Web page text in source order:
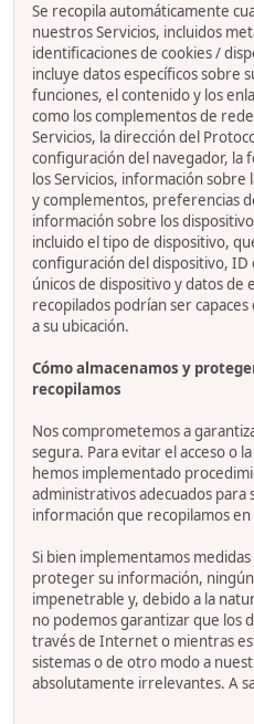
Se recopila automáticamente
nuestros Servicios, incluidos
identificaciones de cookies /
incluye datos específicos sobre
funciones, el contenido y los
como los complementos de
Servicios, la dirección del
configuración del navegador, la
los Servicios, información
y complementos, preferencias
información sobre los
incluido el tipo de dispositivo,
configuración del dispositivo,
únicos de dispositivo y datos de
recopilados podrían ser
a su ubicación.
Cómo almacenamos y
recopilamos
Nos comprometemos a
segura. Para evitar el acceso o
hemos implementado
administrativos adecuados
información que recopilamos en
Si bien implementamos
proteger su información,
impenetrable y, debido a la
no podemos garantizar que los
través de Internet o mientras
sistemas o de otro modo a
absolutamente irrelevantes. A